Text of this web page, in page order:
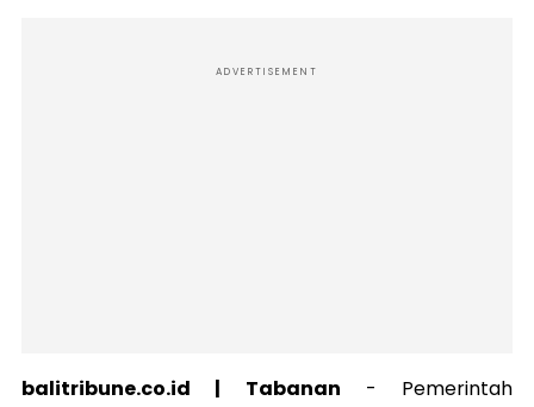
ADVERTISEMENT
balitribune.co.id | Tabanan - Pemerintah